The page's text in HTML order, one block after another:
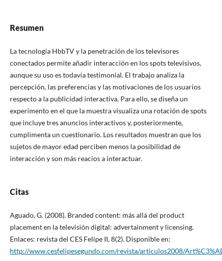
Resumen
La tecnología HbbTV y la penetración de los televisores
conectados permite añadir interacción en los spots televisivos,
aunque su uso es todavía testimonial. El trabajo analiza la
percepción, las preferencias y las motivaciones de los usuarios
respecto a la publicidad interactiva. Para ello, se diseña un
experimento en el que la muestra visualiza una rotación de spots
que incluye tres anuncios interactivos y, posteriormente,
cumplimenta un cuestionario. Los resultados muestran que los
sujetos de mayor edad perciben menos la posibilidad de
interacción y son más reacios a interactuar.
Citas
Aguado, G. (2008). Branded content: más allá del product
placement en la televisión digital: advertainment y licensing.
Enlaces: revista del CES Felipe II, 8(2). Disponible en:
http://www.cesfelipesegundo.com/revista/articulos2008/